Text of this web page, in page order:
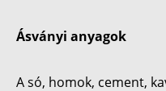
Ásványi anyagok
A só, homok, cement,